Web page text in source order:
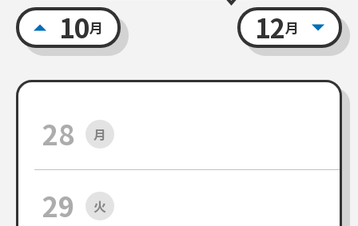
10月 12月
28 月
29 火